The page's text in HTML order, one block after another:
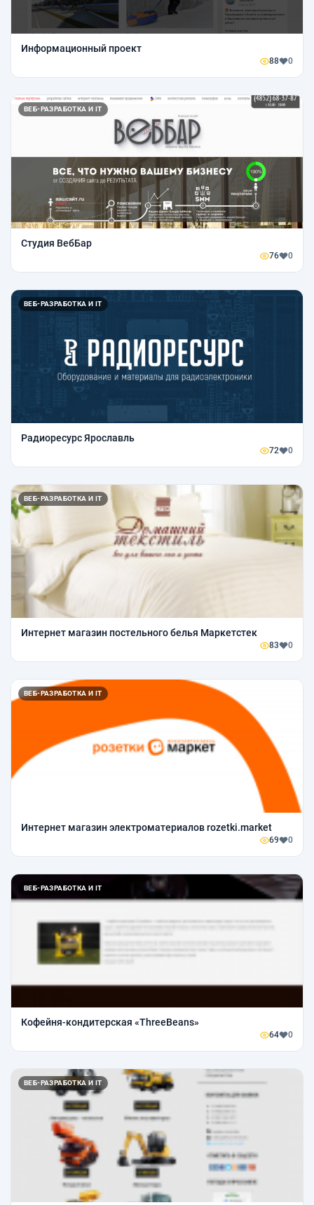
Информационный проект
88 0
ВЕБ-РАЗРАБОТКА И IT
Студия ВебБар
76 0
ВЕБ-РАЗРАБОТКА И IT
Радиоресурс Ярославль
72 0
ВЕБ-РАЗРАБОТКА И IT
Интернет магазин постельного белья Маркетстек
83 0
ВЕБ-РАЗРАБОТКА И IT
Интернет магазин электроматериалов rozetki.market
69 0
ВЕБ-РАЗРАБОТКА И IT
Кофейня-кондитерская «ThreeBeans»
64 0
ВЕБ-РАЗРАБОТКА И IT